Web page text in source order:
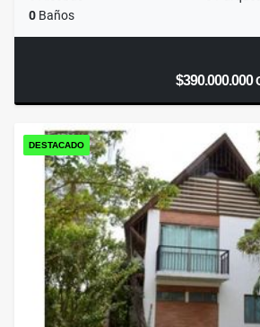
0 Baños
$390.000.000
DESTACADO